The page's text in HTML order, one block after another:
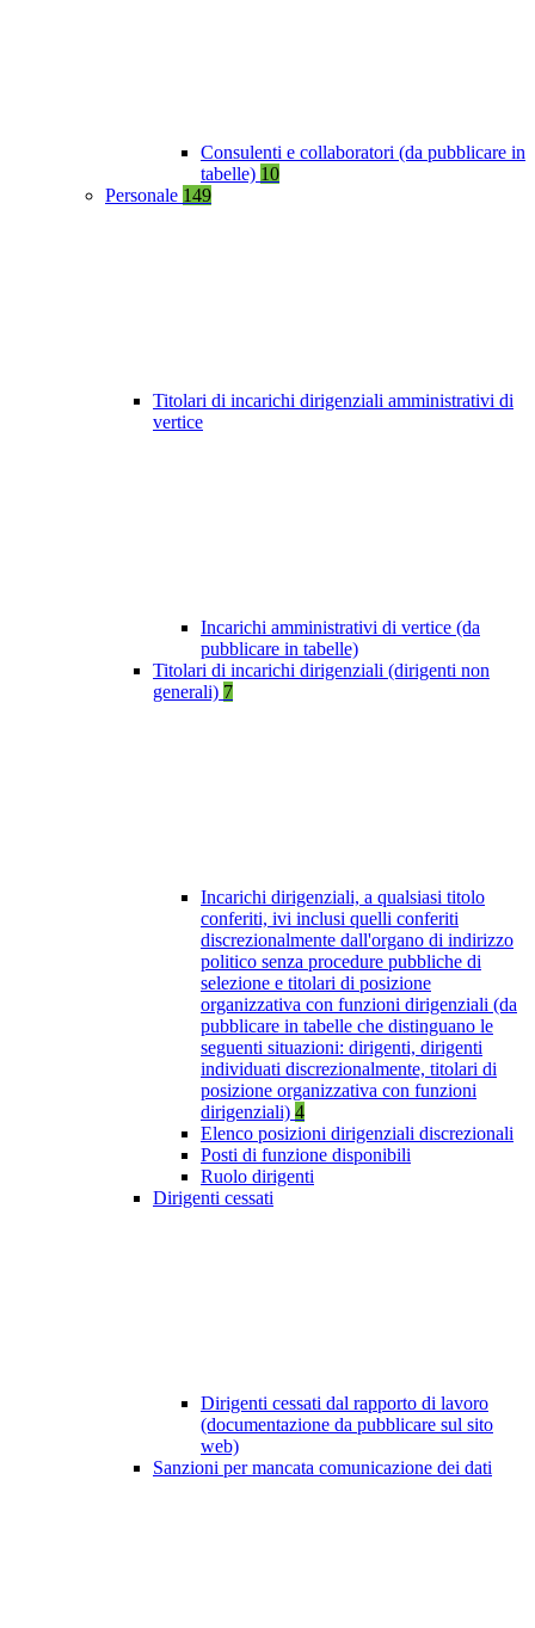
Consulenti e collaboratori (da pubblicare in
tabelle) 10
Personale 149
Titolari di incarichi dirigenziali amministrativi di
vertice
Incarichi amministrativi di vertice (da
pubblicare in tabelle)
Titolari di incarichi dirigenziali (dirigenti non
generali) 7
Incarichi dirigenziali, a qualsiasi titolo
conferiti, ivi inclusi quelli conferiti
discrezionalmente dall'organo di indirizzo
politico senza procedure pubbliche di
selezione e titolari di posizione
organizzativa con funzioni dirigenziali (da
pubblicare in tabelle che distinguano le
seguenti situazioni: dirigenti, dirigenti
individuati discrezionalmente, titolari di
posizione organizzativa con funzioni
dirigenziali) 4
Elenco posizioni dirigenziali discrezionali
Posti di funzione disponibili
Ruolo dirigenti
Dirigenti cessati
Dirigenti cessati dal rapporto di lavoro
(documentazione da pubblicare sul sito
web)
Sanzioni per mancata comunicazione dei dati